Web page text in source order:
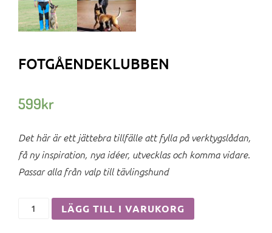
FOTGÅENDEKLUBBEN
599kr
Det här är ett jättebra tillfälle att fylla på verktygslådan,
få ny inspiration, nya idéer, utvecklas och komma vidare.
Passar alla från valp till tävlingshund
FotgåendeklubbenLÄGG TILL I VARUKORG